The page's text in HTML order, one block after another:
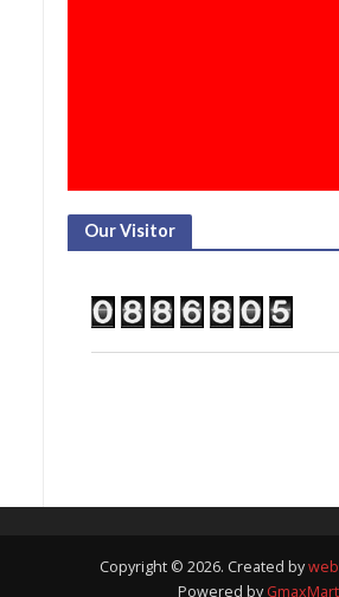
Our Visitor
Copyright © 2026. Created by
Powered by GmaxMart